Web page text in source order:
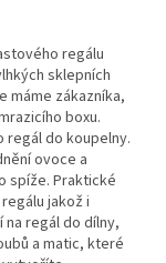
regálu
sklepních
máme zákazníka,
boxu.
regál do koupelny.
ovoce a
spíže. Praktické
jakož i
regál do dílny,
a matic, které